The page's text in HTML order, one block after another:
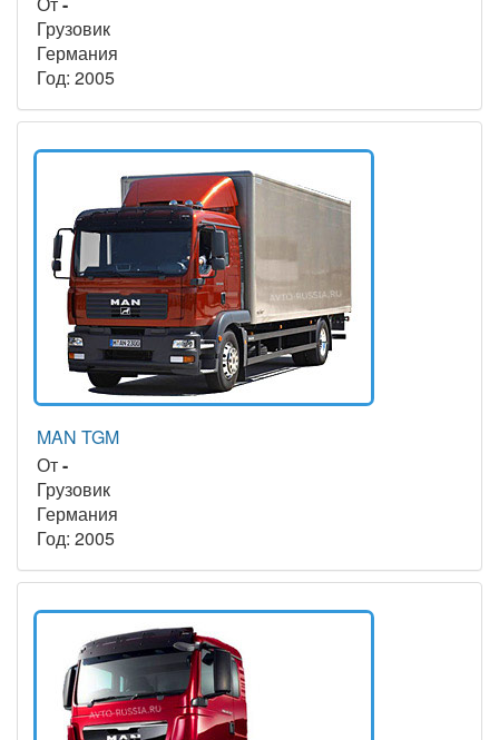
Грузовик
Германия
Год: 2005
MAN TGM
От-
Грузовик
Германия
Год: 2005